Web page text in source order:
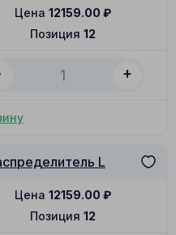
Позиция 12
Цена 12159.00 ₽
+
L
Позиция 12
Цена 12159.00 ₽